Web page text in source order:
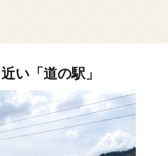
い「道の駅」